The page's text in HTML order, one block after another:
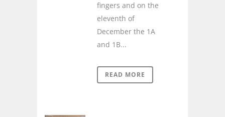
fingers and on the
eleventh of
December the 1A
and 1B...
READ MORE